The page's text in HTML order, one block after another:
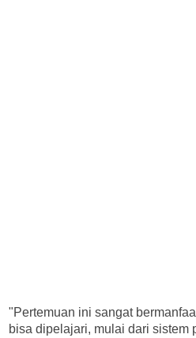
"Pertemuan ini sangat
bisa dipelajari, mulai dari sistem